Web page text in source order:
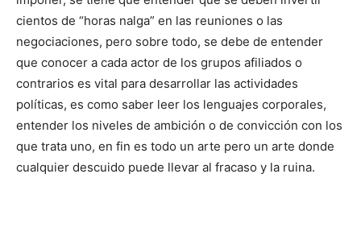
cientos de “horas nalga” en las reuniones o las
negociaciones, pero sobre todo, se debe de entender
que conocer a cada actor de los grupos afiliados o
contrarios es vital para desarrollar las actividades
políticas, es como saber leer los lenguajes corporales,
entender los niveles de ambición o de convicción con los
que trata uno, en fin es todo un arte pero un arte donde
cualquier descuido puede llevar al fracaso y la ruina.